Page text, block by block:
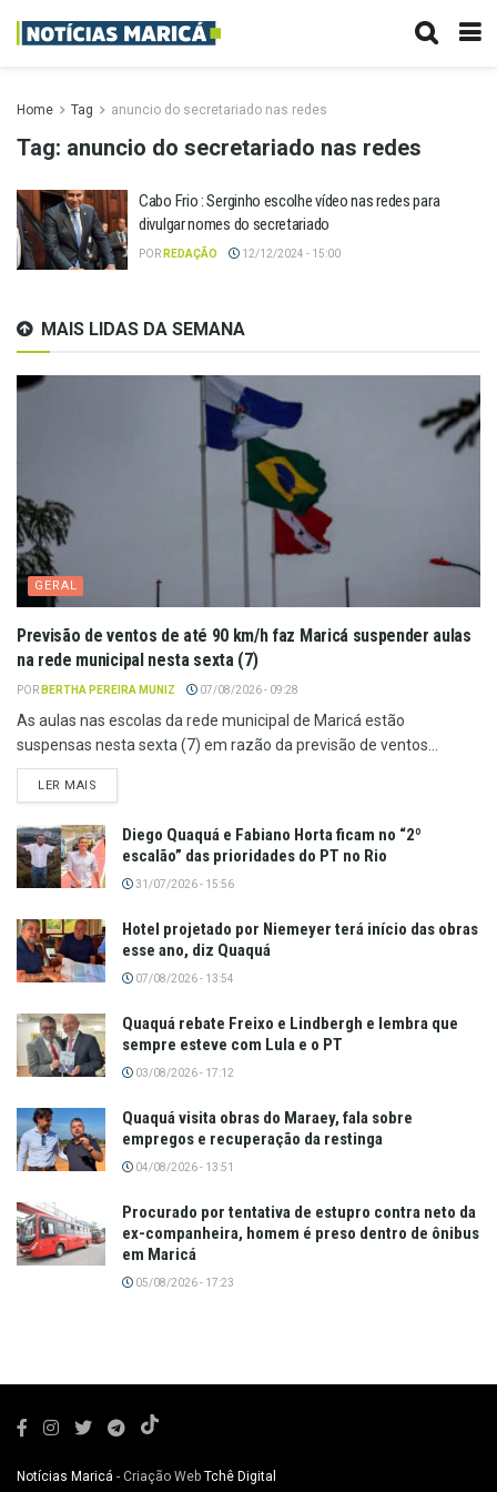
Home Tag anuncio do secretariado nas redes
Tag: anuncio do secretariado nas redes
Cabo Frio : Serginho escolhe vídeo nas redes para
divulgar nomes do secretariado
POR REDAÇÃO 12/12/2024 - 15:00
MAIS LIDAS DA SEMANA
GERAL
Previsão de ventos de até 90 km/h faz Maricá suspender aulas
na rede municipal nesta sexta (7)
POR BERTHA PEREIRA MUNIZ 07/08/2026 - 09:28
As aulas nas escolas da rede municipal de Maricá estão
suspensas nesta sexta (7) em razão da previsão de ventos...
LER MAIS
Diego Quaquá e Fabiano Horta ficam no “2º
escalão” das prioridades do PT no Rio
31/07/2026 - 15:56
Hotel projetado por Niemeyer terá início das obras
esse ano, diz Quaquá
07/08/2026 - 13:54
Quaquá rebate Freixo e Lindbergh e lembra que
sempre esteve com Lula e o PT
03/08/2026 - 17:12
Quaquá visita obras do Maraey, fala sobre
empregos e recuperação da restinga
04/08/2026 - 13:51
Procurado por tentativa de estupro contra neto da
ex-companheira, homem é preso dentro de ônibus
em Maricá
05/08/2026 - 17:23
Notícias Maricá - Criação Web Tchê Digital